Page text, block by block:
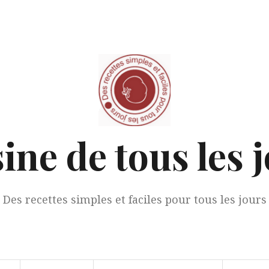
de tous les
Des recettes simples et faciles pour tous les jours